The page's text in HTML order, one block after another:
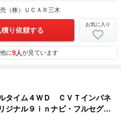
（株）ＵＣＡＲ三木
り依頼する
お気に入り
に9人が見ています
イム４ＷＤ ＣＶＴインパネ
ナル９ｉｎナビ・フルセグＴ